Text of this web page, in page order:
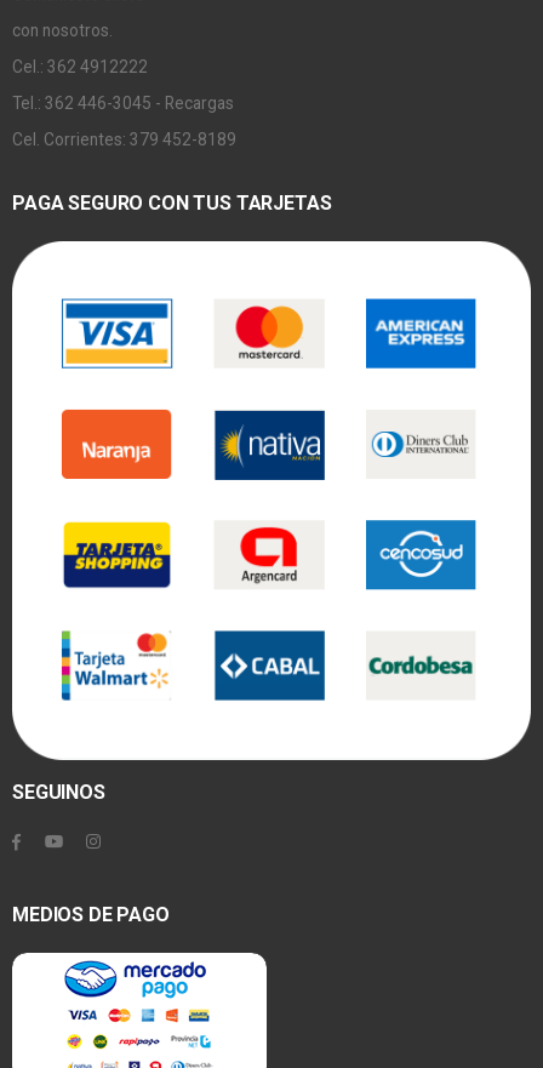
con nosotros.
Cel.: 362 4912222
Tel.: 362 446-3045 - Recargas
Cel. Corrientes: 379 452-8189
PAGA SEGURO CON TUS TARJETAS
SEGUINOS
MEDIOS DE PAGO